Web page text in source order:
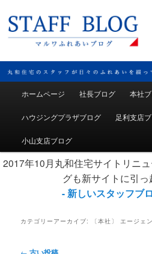
メインコンテンツへ移動
サブコンテンツへ移動
ホームページ 社長ブログ 本社
ハウジングプラザブログ 足利支店
小山支店ブログ
2017年10月丸和住宅サイトリニ
グも新サイトに引っ
- 新しいスタッフブ
カテゴリーアーカイブ: 〔本社〕 エージェ
投稿ナビゲーション
←